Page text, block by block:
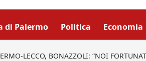
di Palermo Politica Economia
LECCO, BONAZZOLI: “NOI